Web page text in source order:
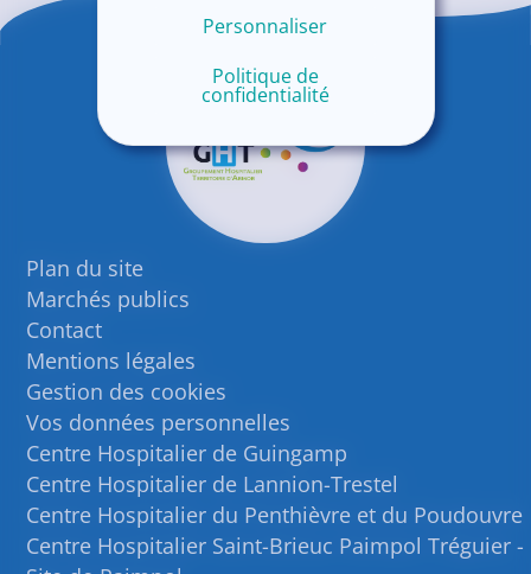
Plan du site
Marchés publics
Contact
Mentions légales
Gestion des cookies
Vos données personnelles
Centre Hospitalier de Guingamp
Centre Hospitalier de Lannion-Trestel
Centre Hospitalier du Penthièvre et du Poudouvre
Centre Hospitalier Saint-Brieuc Paimpol Tréguier -
Personnaliser
Politique de
confidentialité